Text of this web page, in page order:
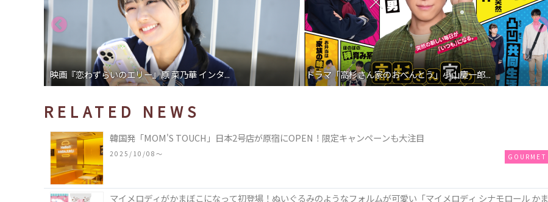
ドラマ「高杉さん家のおべんとう」小山慶一郎... 映画『わたしの幸せな結婚』髙石あかり インタ...
RELATED NEWS
韓国発「MOM'S TOUCH」日本2号店が原宿にOPEN！限定キャンペーンも大注目
2025/10/08〜 GOURMET
マイメロディがかまぼこになって初登場！ぬいぐるみのようなフォルムが可愛い「マイメロディ シナモロール かま